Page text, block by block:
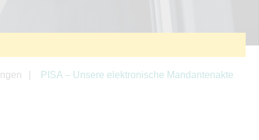
PISA – Unsere elektronische Mandantenakte